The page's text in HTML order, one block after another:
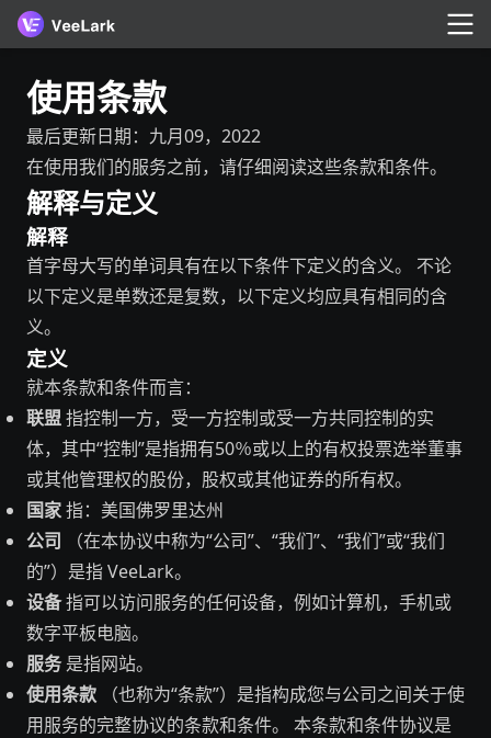
使用条款
最后更新日期：九月09，2022
在使用我们的服务之前，请仔细阅读这些条款和条件。
解释与定义
解释
首字母大写的单词具有在以下条件下定义的含义。 不论
以下定义是单数还是复数，以下定义均应具有相同的含
义。
定义
就本条款和条件而言：
联盟指控制一方，受一方控制或受一方共同控制的实
体，其中“控制”是指拥有50％或以上的有权投票选举董事
或其他管理权的股份，股权或其他证券的所有权。
国家指：美国佛罗里达州
公司
（在本协议中称为“公司”、“我们”、“我们”或“我们
的”）是指 VeeLark。
设备指可以访问服务的任何设备，例如计算机，手机或
数字平板电脑。
服务 是指网站。
使用条款 （也称为“条款”）是指构成您与公司之间关于使
用服务的完整协议的条款和条件。 本条款和条件协议是